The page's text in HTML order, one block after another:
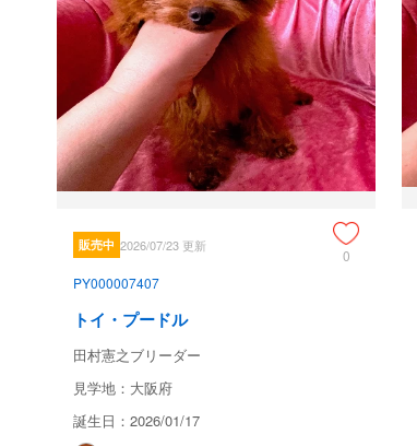
販売中 2026/07/23 更新
0
PY000007407
トイ・プードル
田村憲之ブリーダー
見学地：大阪府
誕生日：2026/01/17